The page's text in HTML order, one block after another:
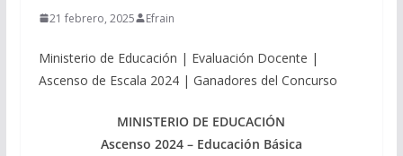
21 febrero, 2025 Efrain
Ministerio de Educación | Evaluación Docente |
Ascenso de Escala 2024 | Ganadores del Concurso
MINISTERIO DE EDUCACIÓN
Ascenso 2024 – Educación Básica